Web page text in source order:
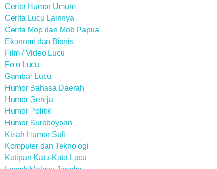
Cerita Humor Umum
Cerita Lucu Lainnya
Cerita Mop dan Mob Papua
Ekonomi dan Bisnis
Film / Video Lucu
Foto Lucu
Gambar Lucu
Humor Bahasa Daerah
Humor Gereja
Humor Politik
Humor Suroboyoan
Kisah Humor Sufi
Komputer dan Teknologi
Kutipan Kata-Kata Lucu